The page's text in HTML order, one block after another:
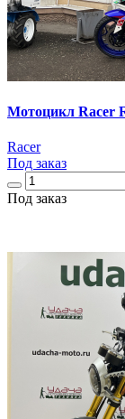
Мотоцикл Racer
Racer
Под заказ
Под заказ